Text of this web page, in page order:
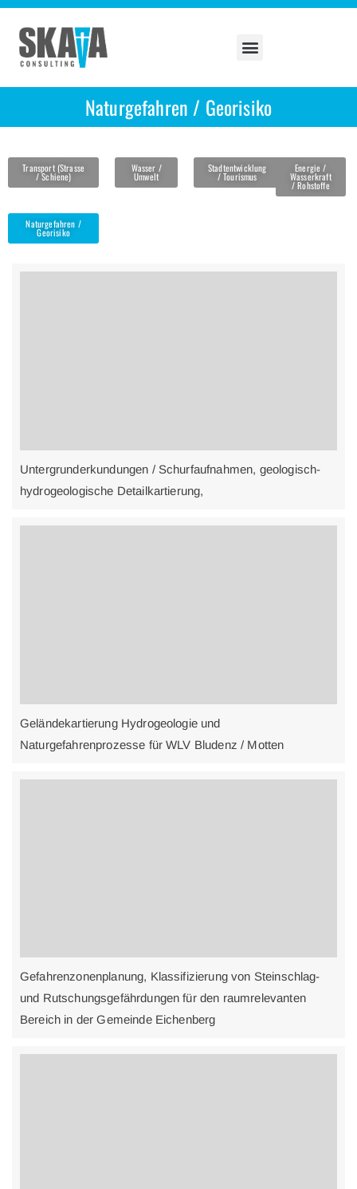
Naturgefahren / Georisiko
Transport (Strasse
/ Schiene)
Wasser /
Umwelt
Stadtentwicklung
/ Tourismus
Energie /
Wasserkraft
/ Rohstoffe
Naturgefahren /
Georisiko
Untergrunderkundungen / Schurfaufnahmen, geologisch-
hydrogeologische Detailkartierung,
Geländekartierung Hydrogeologie und
Naturgefahrenprozesse für WLV Bludenz / Motten
Gefahrenzonenplanung, Klassifizierung von Steinschlag-
und Rutschungsgefährdungen für den raumrelevanten
Bereich in der Gemeinde Eichenberg